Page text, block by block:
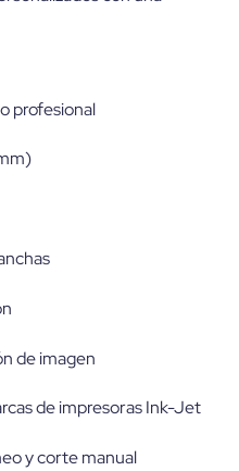
profesional
de imagen
de impresoras Ink-Jet
y corte manual